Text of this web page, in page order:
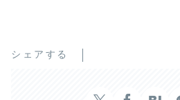
シェアする